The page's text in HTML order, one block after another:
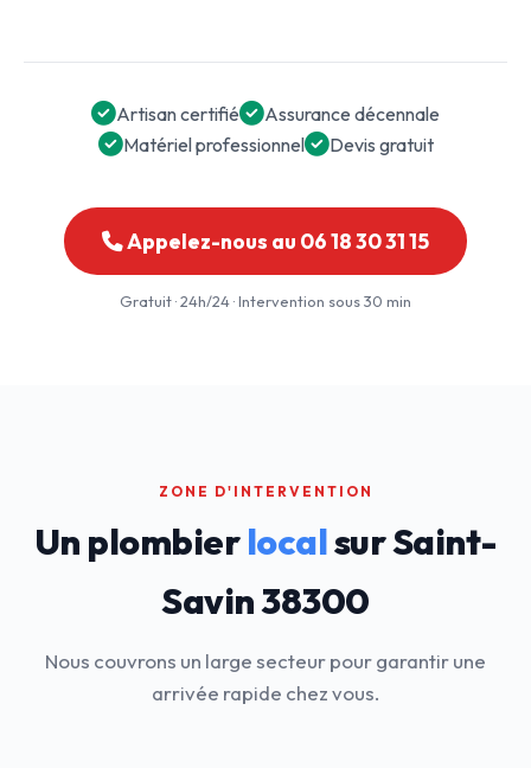
Artisan certifié
Assurance décennale
Matériel professionnel
Devis gratuit
Appelez-nous au 06 18 30 31 15
Gratuit · 24h/24 · Intervention sous 30 min
ZONE D'INTERVENTION
Un plombierlocalsur Saint-
Savin 38300
Nous couvrons un large secteur pour garantir une
arrivée rapide chez vous.